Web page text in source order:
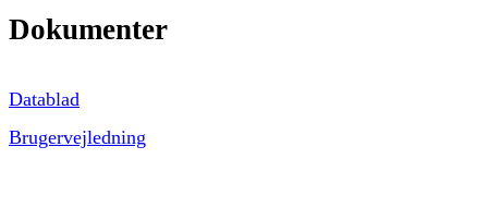
Dokumenter
Datablad
Brugervejledning